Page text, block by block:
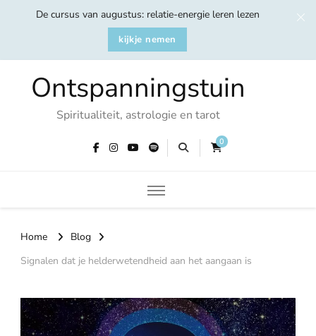
De cursus van augustus: relatie-energie leren lezen
kijkje nemen
Ontspanningstuin
Spiritualiteit, astrologie en tarot
0
Home
Blog
Signalen dat je helderwetendheid aan het aangaan is